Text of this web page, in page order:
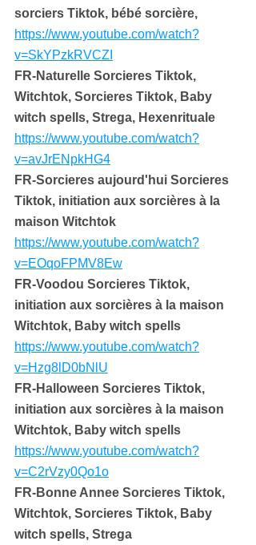
sorciers Tiktok, bébé sorcière,
https://www.youtube.com/watch?
v=SkYPzkRVCZI
FR-Naturelle Sorcieres Tiktok,
Witchtok, Sorcieres Tiktok, Baby
witch spells, Strega, Hexenrituale
https://www.youtube.com/watch?
v=avJrENpkHG4
FR-Sorcieres aujourd'hui Sorcieres
Tiktok, initiation aux sorcières à la
maison Witchtok
https://www.youtube.com/watch?
v=EOqoFPMV8Ew
FR-Voodou Sorcieres Tiktok,
initiation aux sorcières à la maison
Witchtok, Baby witch spells
https://www.youtube.com/watch?
v=Hzg8lD0bNlU
FR-Halloween Sorcieres Tiktok,
initiation aux sorcières à la maison
Witchtok, Baby witch spells
https://www.youtube.com/watch?
v=C2rVzy0Qo1o
FR-Bonne Annee Sorcieres Tiktok,
Witchtok, Sorcieres Tiktok, Baby
witch spells, Strega